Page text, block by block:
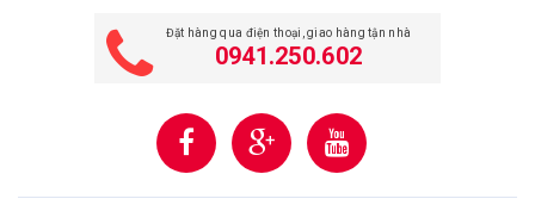
Đặt hàng qua điện thoại, giao hàng tận nhà
0941.250.602